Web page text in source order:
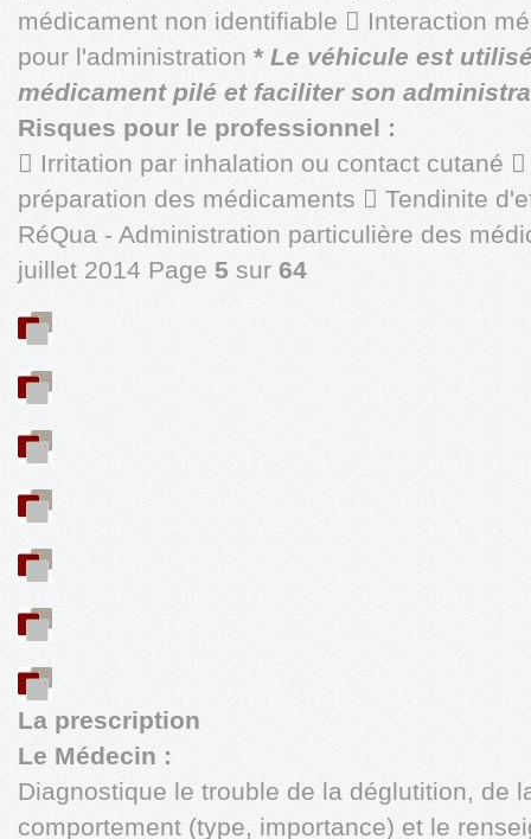
médicament non identifiable  Interaction
pour l'administration * Le véhicule est
médicament pilé et faciliter son
Risques pour le professionnel :
 Irritation par inhalation ou contact cutané
préparation des médicaments  Tendinite
RéQua - Administration particulière des
juillet 2014 Page 5 sur 64
La prescription
Le Médecin :
Diagnostique le trouble de la déglutition, de
comportement (type, importance) et le